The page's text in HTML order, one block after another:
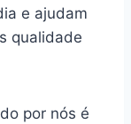
e ajudam
qualidade
por nós é